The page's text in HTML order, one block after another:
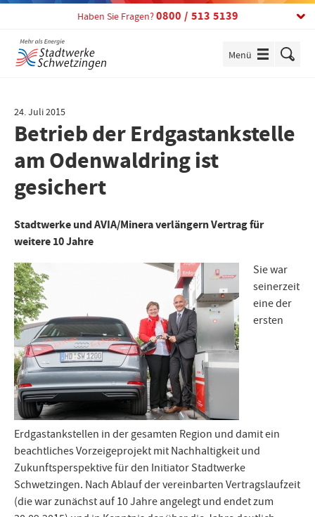
Menü
einblenden
Haben Sie Fragen?Telefon:
0800 / 513 5139
24. Juli 2015
Betrieb der Erdgastankstelle
am Odenwaldring ist
gesichert
Stadtwerke und AVIA/Minera verlängern Vertrag für
weitere 10 Jahre
Sie war
seinerzeit
eine der
ersten
Erdgastankstellen in der gesamten Region und damit ein
beachtliches Vorzeigeprojekt mit Nachhaltigkeit und
Zukunftsperspektive für den Initiator Stadtwerke
Schwetzingen. Nach Ablauf der vereinbarten Vertragslaufzeit
(die war zunächst auf 10 Jahre angelegt und endet zum